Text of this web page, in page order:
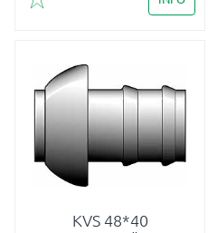
Lägg till i favoriter
KVS 48*40